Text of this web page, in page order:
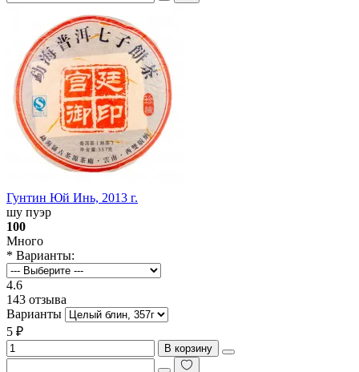
Гунтин Юй Инь, 2013 г.
шу пуэр
100
Много
* Варианты:
4.6
143 отзыва
Варианты
5 ₽
В корзину